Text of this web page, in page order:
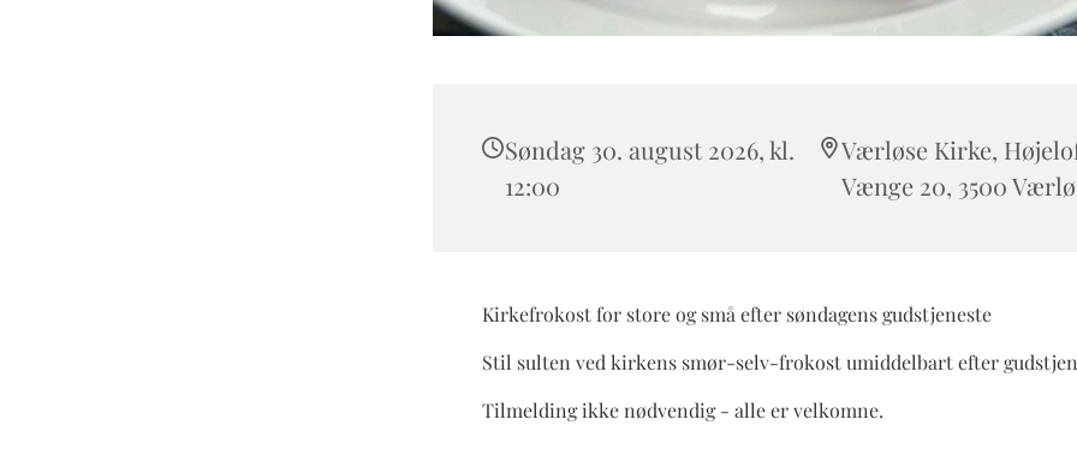
Søndag 30. august 2026, kl.
12:00
Værløse Kirke,
Vænge 20, 3500
Kirkefrokost for store og små efter søndagens gudstjeneste
Stil sulten ved kirkens smør-selv-frokost umiddelbart efter
Tilmelding ikke nødvendig - alle er velkomne.